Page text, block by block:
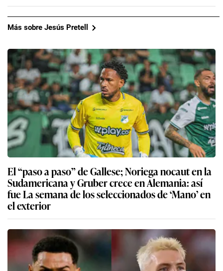
Más sobre Jesús Pretell
El “paso a paso” de Gallese; Noriega nocaut en la
Sudamericana y Gruber crece en Alemania: así
fue La semana de los seleccionados de ‘Mano’ en
el exterior